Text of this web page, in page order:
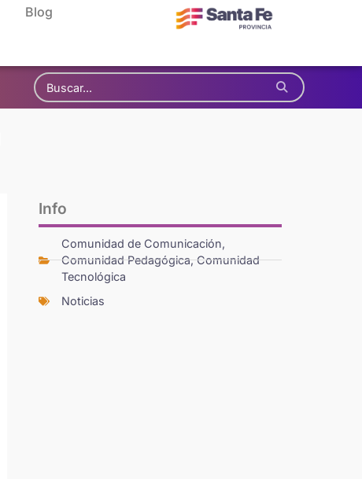
Blog
Info
Comunidad de Comunicación,
Comunidad Pedagógica,Comunidad
Tecnológica
Noticias